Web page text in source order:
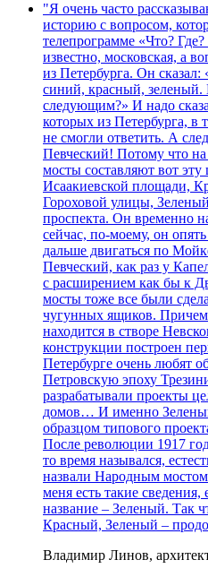
"Я очень часто
историю с вопросом,
телепрограмме «Что?
известно, московская, а
из Петербурга. Он сказал:
синий, красный, зеленый.
следующим?» И надо
которых из Петербурга, в
не смогли ответить. А
Певческий! Потому что
мосты составляют вот
Исаакиевской площади,
Гороховой улицы,
проспекта. Он временно
сейчас, по-моему, он
дальше двигаться по
Певческий, как раз у
с расширением как бы к
мосты тоже все были
чугунных ящиков.
находится в створе
конструкции построен
Петербурге очень любят
Петровскую эпоху
разрабатывали проекты
домов… И именно
образцом типового
После революции 1917
то время назывался,
назвали Народным
меня есть такие
название – Зеленый. Так
Красный, Зеленый –
Владимир Линов,